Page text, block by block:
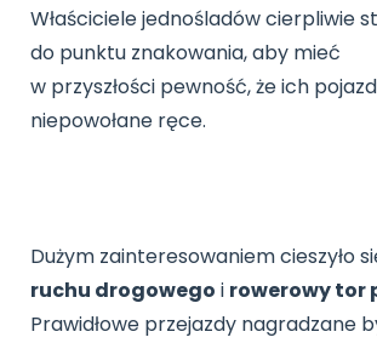
Właściciele jednośladów cierpliwie
do punktu znakowania, aby mieć
w przyszłości pewność, że ich
niepowołane ręce.
Dużym zainteresowaniem cieszyło
ruchu drogowego i rowerowy tor
Prawidłowe przejazdy nagradzane